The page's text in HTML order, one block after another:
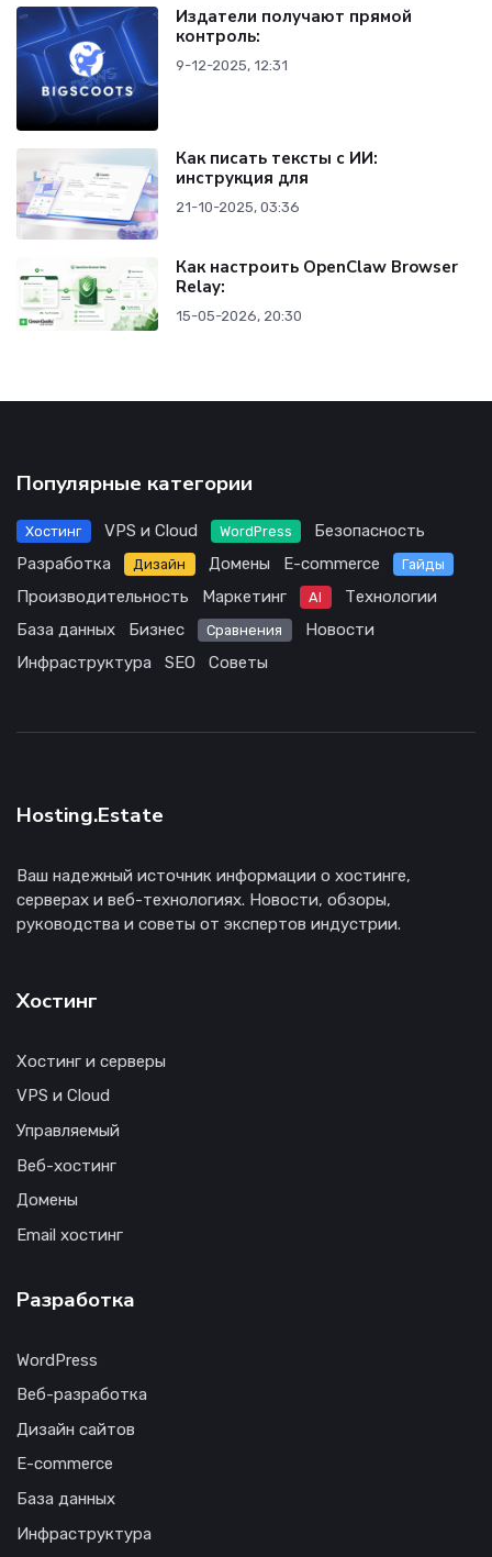
Издатели получают прямой
контроль:
9-12-2025, 12:31
Как писать тексты с ИИ:
инструкция для
21-10-2025, 03:36
Как настроить OpenClaw Browser
Relay:
15-05-2026, 20:30
Популярные категории
Хостинг VPS и Cloud WordPress
Безопасность
Разработка
Дизайн Домены E-commerce Гайды
Производительность Маркетинг AI
Технологии
База данных
Бизнес Сравнения
Новости
Инфраструктура
SEO Советы
Hosting.Estate
Ваш надежный источник информации о хостинге,
серверах и веб-технологиях. Новости, обзоры,
руководства и советы от экспертов индустрии.
Хостинг
Хостинг и серверы
VPS и Cloud
Управляемый
Веб-хостинг
Домены
Email хостинг
Разработка
WordPress
Веб-разработка
Дизайн сайтов
E-commerce
База данных
Инфраструктура